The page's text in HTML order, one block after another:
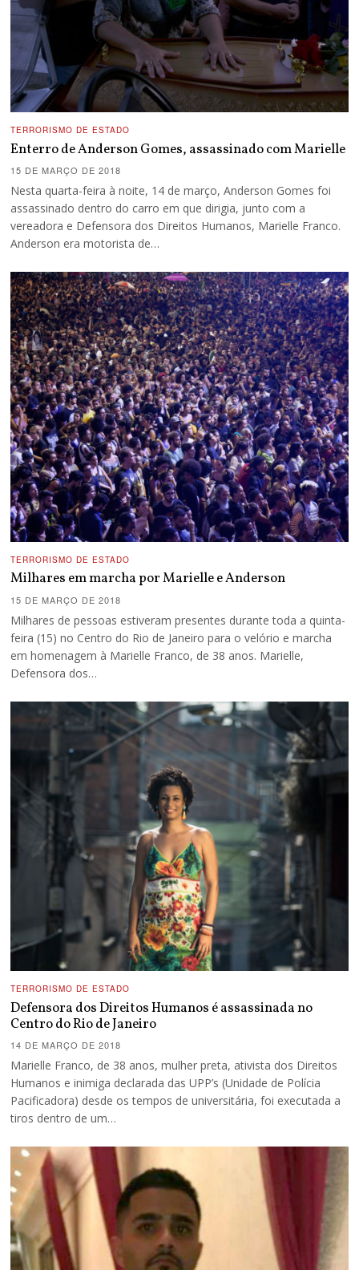
TERRORISMO DE ESTADO
Enterro de Anderson Gomes, assassinado com Marielle
15 DE MARÇO DE 2018
Nesta quarta-feira à noite, 14 de março, Anderson Gomes foi
assassinado dentro do carro em que dirigia, junto com a
vereadora e Defensora dos Direitos Humanos, Marielle Franco.
Anderson era motorista de…
TERRORISMO DE ESTADO
Milhares em marcha por Marielle e Anderson
15 DE MARÇO DE 2018
Milhares de pessoas estiveram presentes durante toda a quinta-
feira (15) no Centro do Rio de Janeiro para o velório e marcha
em homenagem à Marielle Franco, de 38 anos. Marielle,
Defensora dos…
TERRORISMO DE ESTADO
Defensora dos Direitos Humanos é assassinada no
Centro do Rio de Janeiro
14 DE MARÇO DE 2018
Marielle Franco, de 38 anos, mulher preta, ativista dos Direitos
Humanos e inimiga declarada das UPP’s (Unidade de Polícia
Pacificadora) desde os tempos de universitária, foi executada a
tiros dentro de um…